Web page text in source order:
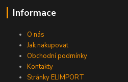
Informace
O nás
Jak nakupovat
Obchodní podmínky
Kontakty
Stránky ELIMPORT